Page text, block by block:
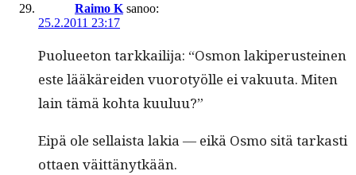
Raimo K sanoo:
25.2.2011 23:17
Puoluee­ton tarkkail­i­ja: “Osmon lakipe­rusteinen
este lääkärei­den vuorotyölle ei vaku­u­ta. Miten
lain tämä koh­ta kuuluu?”
Eipä ole sel­l­aista lakia — eikä Osmo sitä tarkasti
ottaen väittänytkään.